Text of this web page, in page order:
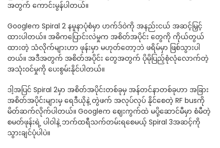
အတွက် ကောင်းမွန်ပါတယ်။
Googleက Spiral 2 နမူနာပုံစံမှာ ဟက်ဒ်ဝဲကို အနည်းငယ် အဆင့်မြှင့်
ထားပါတယ်။ အဓိကပြောင်းလဲမှုက အစိတ်အပိုင်း တွေကို ကိုယ်တွယ်
ထားတဲ့ သံလိုက်များဟာ ဖုန်းမှာ မဟုတ်တော့ဘဲ ဖရိမ်မှာ ဖြစ်သွားပါ
တယ်။ အဒီအတွက် အစိတ်အပိုင်း တွေအတွက် ပိုမိုပြည့်စုံလုံလောက်တဲ့
အသုံး၀င်မှုကို ပေးစွမ်းနိုင်ပါတယ်။
ဒါ့အပြင် Spiral 2မှာ အစိတ်အပိုင်းတစ်ခုမှ အန်တင်နာတစ်ခုဟာ အခြား
အစိတ်အပိုင်းများမှ ရေဒီယိုနဲ့ တွဲဖက် အလုပ်လုပ် နိုင်စေတဲ့ RF busကို
မိတ်ဆက်လိုက်ပါတယ်။ Googleက ဈေးကွက်ထဲ မပို့ဆောင်မီမှာ စံမီတဲ့
စမတ်ဖုန်းရဲ့ ပါဝါနဲ့ ဘက်ထရီသက်တမ်းရစေမယ့် Spiral 3အဆင့်ကို
သွားချင်ပုံပါပဲ။